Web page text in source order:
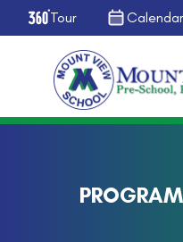
Tour